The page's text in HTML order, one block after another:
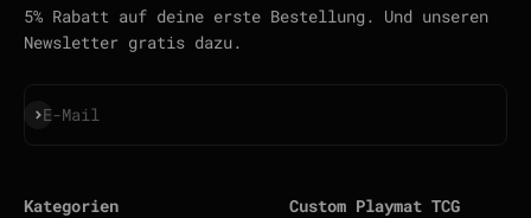
5% Rabatt auf deine erste Bestellung. Und unseren
Newsletter gratis dazu.
E-Mail
Abonnieren
Kategorien
Custom Playmat TCG